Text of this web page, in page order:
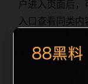
户进入页面后，
入口查看同类
关关键词堆砌